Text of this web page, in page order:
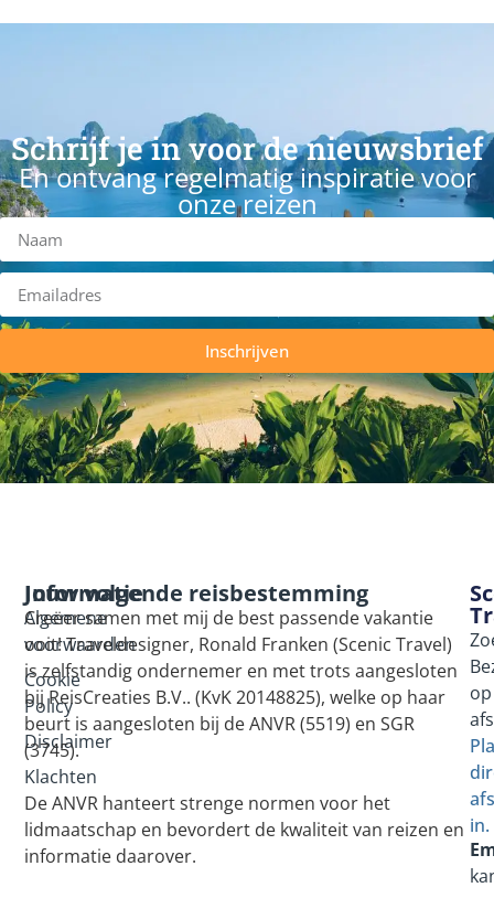
Schrijf je in voor de nieuwsbrief
En ontvang regelmatig inspiratie voor
onze reizen
Inschrijven
op
in.
Informatie
Algemene
voorwaarden
Cookie
Policy
Disclaimer
Klachten
Jouw volgende reisbestemming
Creëer samen met mij de best passende vakantie
ooit! Traveldesigner, Ronald Franken (Scenic Travel)
is zelfstandig ondernemer en met trots aangesloten
bij ReisCreaties B.V.. (KvK 20148825), welke op haar
beurt is aangesloten bij de ANVR (5519) en SGR
(3745).
De ANVR hanteert strenge normen voor het
lidmaatschap en bevordert de kwaliteit van reizen en
informatie daarover.